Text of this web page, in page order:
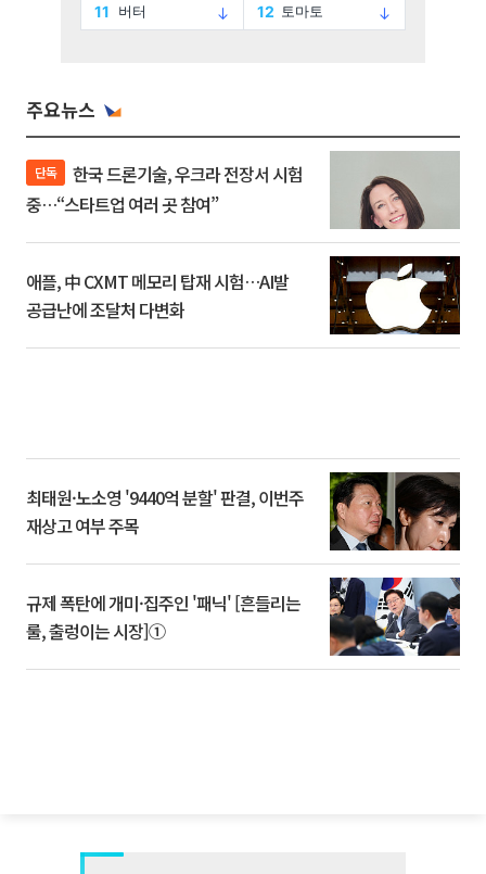
주요뉴스
단독
중…“스타트업 여러 곳 참여”
애플, 中 CXMT 메모리 탑재 시험…AI발
공급난에 조달처 다변화
최태원·노소영 '9440억 분할' 판결, 이번주
재상고 여부 주목
규제 폭탄에 개미·집주인 '패닉' [흔들리는
룰, 출렁이는 시장]①